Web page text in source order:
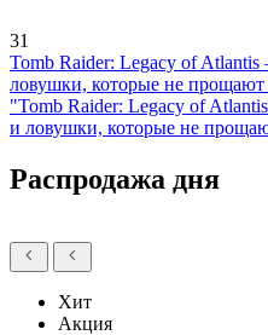
31
Tomb Raider: Legacy of
ловушки, которые не
"Tomb Raider: Legacy of
и ловушки, которые не
Распродажа дня
Хит
Акция